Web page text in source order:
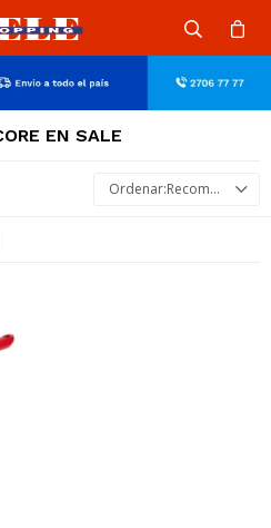
EN SALE
Recomendados